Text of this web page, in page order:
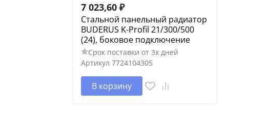
7 023,60 ₽
Стальной панельный радиатор
BUDERUS K-Profil 21/300/500
(24), боковое подключение
Срок поставки от 3х дней
Артикул 7724104305
В корзину